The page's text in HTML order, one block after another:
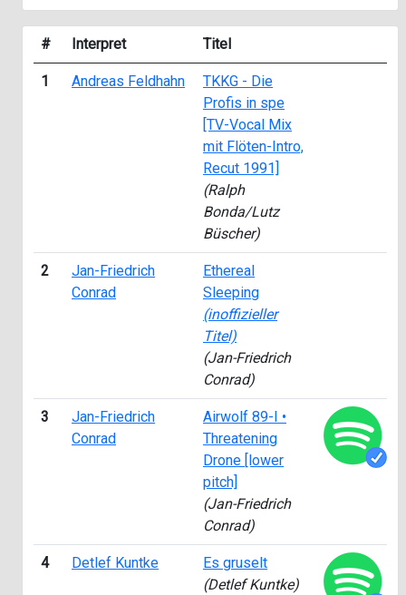
# Interpret Titel
1 Andreas Feldhahn
TKKG - Die
Profis in spe
[TV-Vocal Mix
mit Flöten-Intro,
Recut 1991]
(Ralph
Bonda/Lutz
Büscher)
2
Jan-Friedrich
Conrad
Ethereal
Sleeping
(inoffizieller
Titel)
(Jan-Friedrich
Conrad)
3
Jan-Friedrich
Conrad
Airwolf 89-I •
Threatening
Drone [lower
pitch]
(Jan-Friedrich
Conrad)
4 Detlef Kuntke
Es gruselt
(Detlef Kuntke)